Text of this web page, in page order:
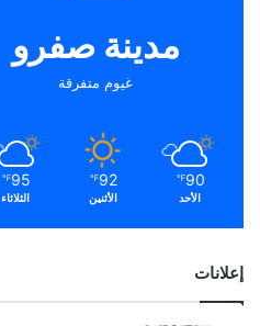
مدينة صفرو
غيوم متفرقة
90
℉
الأحد
92
℉
الأثنين
95
℉
الثلاثاء
إعلانات